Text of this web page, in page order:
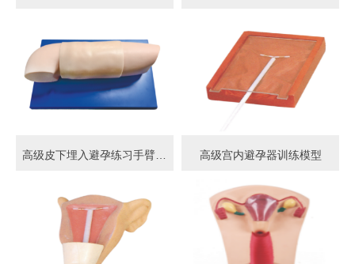
高级皮下埋入避孕练习手臂模型 高级宫内避孕器训练模型